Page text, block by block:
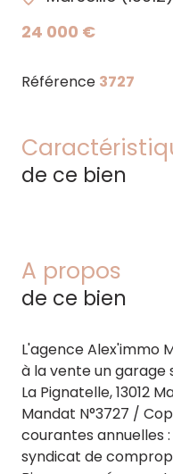
24 000 €
Référence 3727
de ce bien
A propos
de ce bien
L'agence Alex'immo
à la vente un garage
La Pignatelle, 13012
Mandat N°3727 /
courantes annuelles
syndicat de